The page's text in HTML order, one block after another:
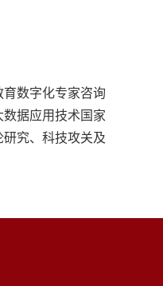
数字化专家咨询
据应用技术国家
究、科技攻关及